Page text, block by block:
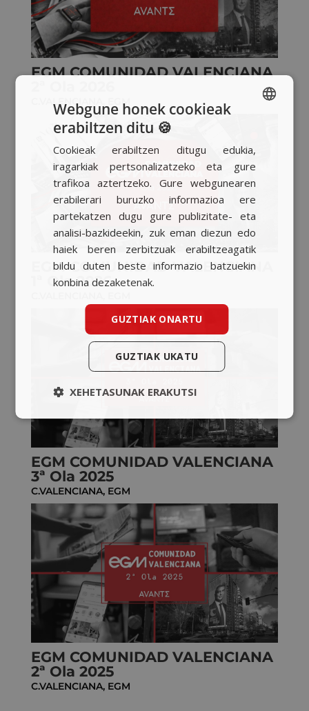
EGM COMUNIDAD VALENCIANA
C.VALENCIANA EGM
EGM COMUNIDAD VALENCIANA
1ª Ola 2026
EGM COMUNIDAD VALENCIANA
3ª Ola 2025
C.VALENCIANA, EGM
EGM COMUNIDAD VALENCIANA
2ª Ola 2025
C.VALENCIANA, EGM
BASQUE
CATALAN
ENGLISH
Webgune honek cookieak
erabiltzen ditu 🍪
Cookieak erabiltzen ditugu edukia,
iragarkiak pertsonalizatzeko eta gure
trafikoa aztertzeko. Gure webgunearen
erabilerari buruzko informazioa ere
partekatzen dugu gure publizitate- eta
analisi-bazkideekin, zuk eman diezun edo
haiek beren zerbitzuak erabiltzeagatik
bildu duten beste informazio batzuekin
konbina dezaketenak.
GUZTIAK ONARTU
GUZTIAK UKATU
XEHETASUNAK ERAKUTSI